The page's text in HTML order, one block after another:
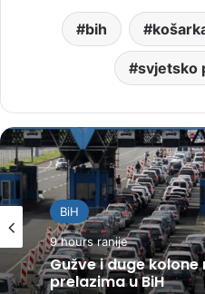
bih
svjetsko
BiH
9 hours ranije
Gužve i duge
prelazima u BiH